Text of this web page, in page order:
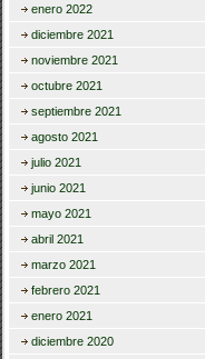
enero 2022
diciembre 2021
noviembre 2021
octubre 2021
septiembre 2021
agosto 2021
julio 2021
junio 2021
mayo 2021
abril 2021
marzo 2021
febrero 2021
enero 2021
diciembre 2020